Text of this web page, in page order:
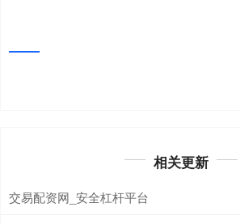
相关更新
交易配资网_安全杠杆平台